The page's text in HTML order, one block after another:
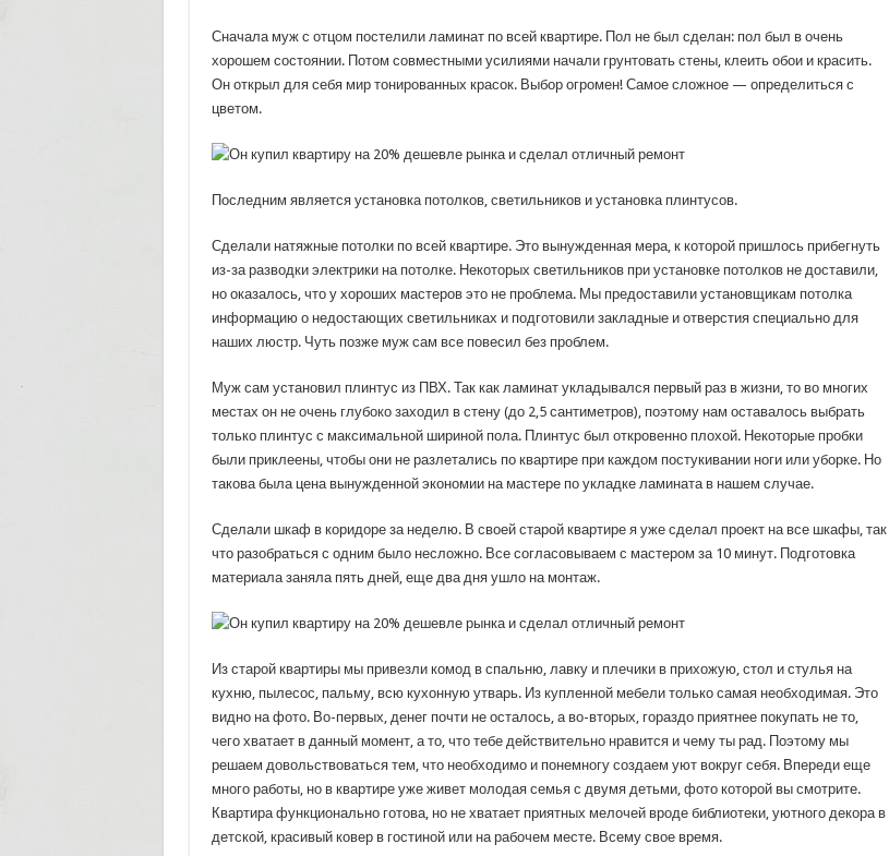
Сначала муж с отцом постелили ламинат по всей квартире. Пол не был сделан: пол был в очень
хорошем состоянии. Потом совместными усилиями начали грунтовать стены, клеить обои и красить.
Он открыл для себя мир тонированных красок. Выбор огромен! Самое сложное — определиться с
цветом.
Последним является установка потолков, светильников и установка плинтусов.
Сделали натяжные потолки по всей квартире. Это вынужденная мера, к которой пришлось прибегнуть
из-за разводки электрики на потолке. Некоторых светильников при установке потолков не доставили,
но оказалось, что у хороших мастеров это не проблема. Мы предоставили установщикам потолка
информацию о недостающих светильниках и подготовили закладные и отверстия специально для
наших люстр. Чуть позже муж сам все повесил без проблем.
Муж сам установил плинтус из ПВХ. Так как ламинат укладывался первый раз в жизни, то во многих
местах он не очень глубоко заходил в стену (до 2,5 сантиметров), поэтому нам оставалось выбрать
только плинтус с максимальной шириной пола. Плинтус был откровенно плохой. Некоторые пробки
были приклеены, чтобы они не разлетались по квартире при каждом постукивании ноги или уборке. Но
такова была цена вынужденной экономии на мастере по укладке ламината в нашем случае.
Сделали шкаф в коридоре за неделю. В своей старой квартире я уже сделал проект на все шкафы, так
что разобраться с одним было несложно. Все согласовываем с мастером за 10 минут. Подготовка
материала заняла пять дней, еще два дня ушло на монтаж.
Из старой квартиры мы привезли комод в спальню, лавку и плечики в прихожую, стол и стулья на
кухню, пылесос, пальму, всю кухонную утварь. Из купленной мебели только самая необходимая. Это
видно на фото. Во-первых, денег почти не осталось, а во-вторых, гораздо приятнее покупать не то,
чего хватает в данный момент, а то, что тебе действительно нравится и чему ты рад. Поэтому мы
решаем довольствоваться тем, что необходимо и понемногу создаем уют вокруг себя. Впереди еще
много работы, но в квартире уже живет молодая семья с двумя детьми, фото которой вы смотрите.
Квартира функционально готова, но не хватает приятных мелочей вроде библиотеки, уютного декора в
детской, красивый ковер в гостиной или на рабочем месте. Всему свое время.